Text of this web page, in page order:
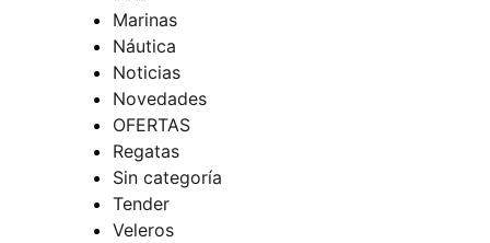
Marinas
Náutica
Noticias
Novedades
OFERTAS
Regatas
Sin categoría
Tender
Veleros